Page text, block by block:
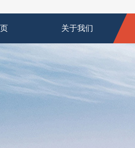
关于我们